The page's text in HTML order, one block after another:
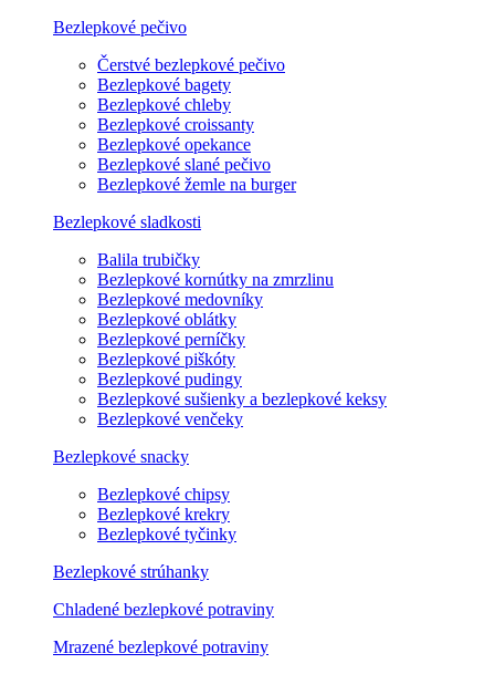
Bezlepkové pečivo
Čerstvé bezlepkové pečivo
Bezlepkové bagety
Bezlepkové chleby
Bezlepkové croissanty
Bezlepkové opekance
Bezlepkové slané pečivo
Bezlepkové žemle na burger
Bezlepkové sladkosti
Balila trubičky
Bezlepkové kornútky na zmrzlinu
Bezlepkové medovníky
Bezlepkové oblátky
Bezlepkové perníčky
Bezlepkové piškóty
Bezlepkové pudingy
Bezlepkové sušienky a bezlepkové keksy
Bezlepkové venčeky
Bezlepkové snacky
Bezlepkové chipsy
Bezlepkové krekry
Bezlepkové tyčinky
Bezlepkové strúhanky
Chladené bezlepkové potraviny
Mrazené bezlepkové potraviny